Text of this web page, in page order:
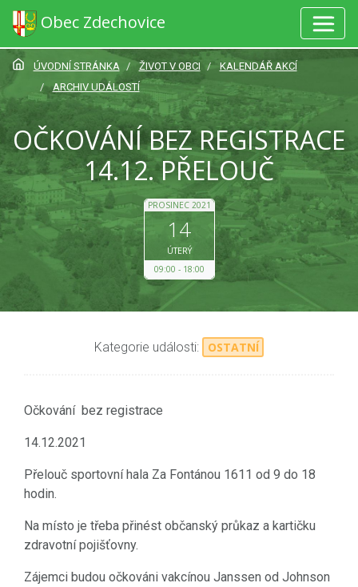
Obec Zdechovice
ÚVODNÍ STRÁNKA ŽIVOT V OBCI
KALENDÁŘ AKCÍ
ARCHIV UDÁLOSTÍ
OČKOVÁNÍ BEZ REGISTRACE
14.12. PŘELOUČ
PROSINEC 2021
14
ÚTERÝ
09:00
18:00
Kategorie události: OSTATNÍ
Očkování bez registrace
14.12.2021
Přelouč sportovní hala Za Fontánou 1611 od 9 do 18
hodin.
Na místo je třeba přinést občanský průkaz a kartičku
zdravotní pojišťovny.
Zájemci budou očkováni vakcínou Janssen od Johnson